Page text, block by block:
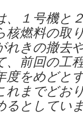
、１号機と
核燃料の取
れきの撤去
、前回の工
度をめどと
れまでどお
るとしてい